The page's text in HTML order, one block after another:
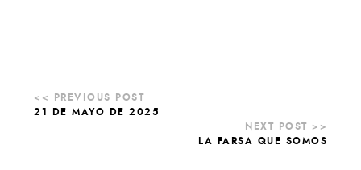
21 DE MAYO DE 2025
LA FARSA QUE SOMOS